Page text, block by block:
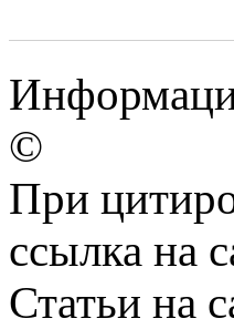
©
При
ссылка на
Статьи на